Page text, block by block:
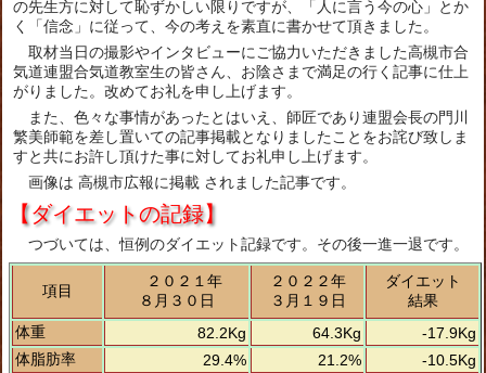
の先生方に対して恥ずかしい限りですが、「人に言う今の心」とか
く「信念」に従って、今の考えを素直に書かせて頂きました。
取材当日の撮影やインタビューにご協力いただきました高槻市合
気道連盟合気道教室生の皆さん、お陰さまで満足の行く記事に仕上
がりました。改めてお礼を申し上げます。
また、色々な事情があったとはいえ、師匠であり連盟会長の門川
繁美師範を差し置いての記事掲載となりましたことをお詫び致しま
すと共にお許し頂けた事に対してお礼申し上げます。
画像は 高槻市広報に掲載 されました記事です。
【ダイエットの記録】
つづいては、恒例のダイエット記録です。その後一進一退です。
項目
２０２１年
８月３０日
２０２２年
３月１９日
ダイエット
結果
体重
82.2Kg 64.3Kg
-17.9Kg
体脂肪率
29.4% 21.2%
-10.5Kg